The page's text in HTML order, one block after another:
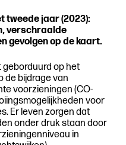
tweede jaar (2023):
verschraalde
gevolgen op de kaart.
geborduurd op het
de bijdrage van
voorzieningen (CO-
voor
Er leven zorgen dat
onder druk staan door
in